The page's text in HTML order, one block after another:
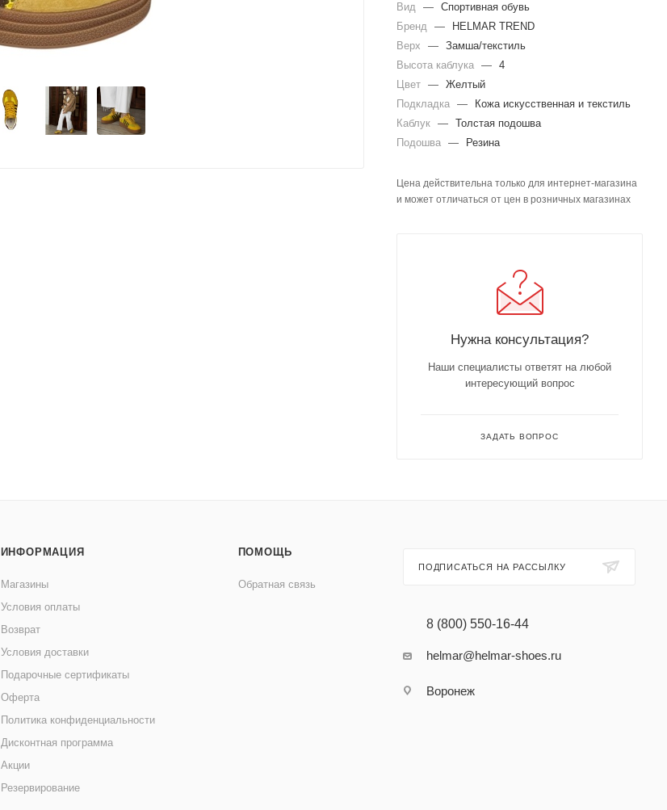
Вид — Спортивная обувь
Бренд —
HELMAR TREND
Верх
— Замша/текстиль
Высота каблука — 4
Цвет — Желтый
Подкладка —
Кожа искусственная и текстиль
Каблук — Толстая подошва
Подошва — Резина
Цена действительна только для интернет-магазина
и может отличаться от цен в розничных магазинах
Нужна консультация?
Наши специалисты ответят на любой
интересующий вопрос
ЗАДАТЬ ВОПРОС
ИНФОРМАЦИЯ
Магазины
Условия оплаты
Возврат
Условия доставки
Подарочные сертификаты
Оферта
Политика конфиденциальности
Дисконтная программа
Акции
Резервирование
ПОМОЩЬ
Обратная связь
ПОДПИСАТЬСЯ НА РАССЫЛКУ
8 (800) 550-16-44
helmar@helmar-shoes.ru
Воронеж